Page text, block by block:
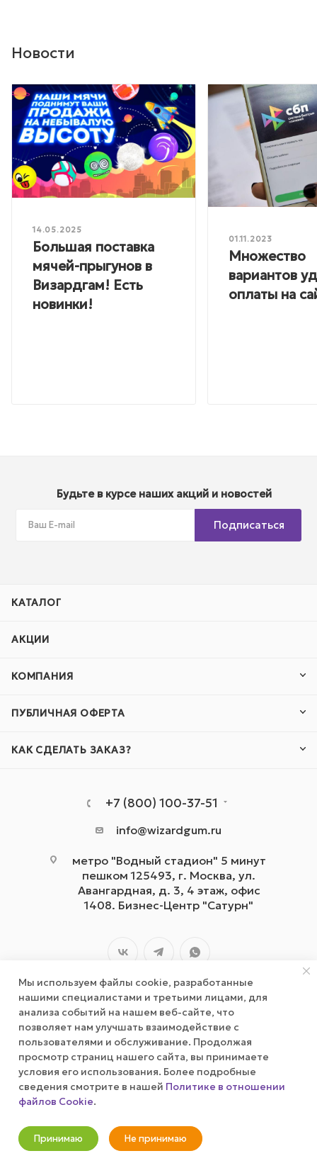
Новости
14.05.2025
Большая поставка
мячей-прыгунов в
Визардгам! Есть
новинки!
01.11.2023
Множество
вариантов
оплаты на
Будьте в курсе наших акций и новостей
Подписаться
КАТАЛОГ
АКЦИИ
КОМПАНИЯ
ПУБЛИЧНАЯ ОФЕРТА
КАК СДЕЛАТЬ ЗАКАЗ?
+7 (800) 100-37-51
info@wizardgum.ru
метро "Водный стадион" 5 минут
пешком 125493, г. Москва, ул.
Авангардная, д. 3, 4 этаж, офис
1408. Бизнес-Центр "Сатурн"
2026 © wizardgum.ru, 2021
Мы используем файлы cookie, разработанные
нашими специалистами и третьими лицами, для
анализа событий на нашем веб-сайте, что
позволяет нам улучшать взаимодействие с
пользователями и обслуживание. Продолжая
просмотр страниц нашего сайта, вы принимаете
условия его использования. Более подробные
сведения смотрите в нашей Политике в отношении
файлов Cookie.
Принимаю Не принимаю